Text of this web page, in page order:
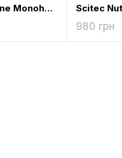
Scitec Nutrition 100% Creatine Monohydrate 300g Scitec
980 грн